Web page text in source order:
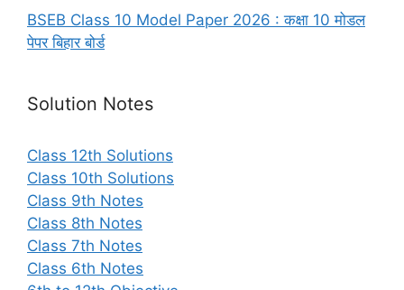
BSEB Class 10 Model Paper 2026 : कक्षा 10 मोडल
पेपर बिहार बोर्ड
Solution Notes
Class 12th Solutions
Class 10th Solutions
Class 9th Notes
Class 8th Notes
Class 7th Notes
Class 6th Notes